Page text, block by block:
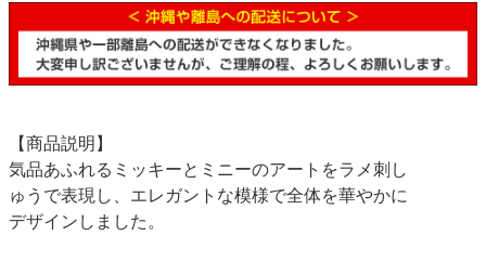
【商品説明】
気品あふれるミッキーとミニーのアートをラメ刺し
ゅうで表現し、エレガントな模様で全体を華やかに
デザインしました。